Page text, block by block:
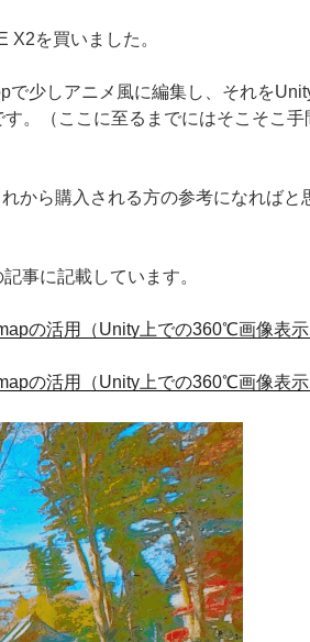
を買いました。
少しアニメ風に編集し、それを
。（ここに至るまでにはそこそこ手
から購入される方の参考になればと
事に記載しています。
の活用（Unity上での360℃画像表示
の活用（Unity上での360℃画像表示